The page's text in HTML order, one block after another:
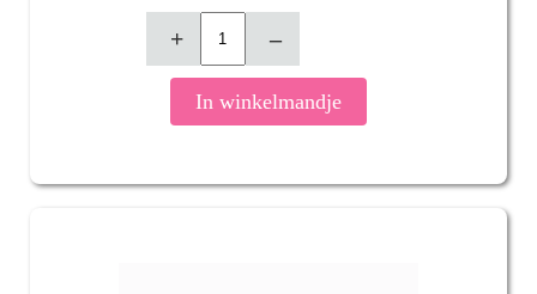
+ –
In winkelmandje